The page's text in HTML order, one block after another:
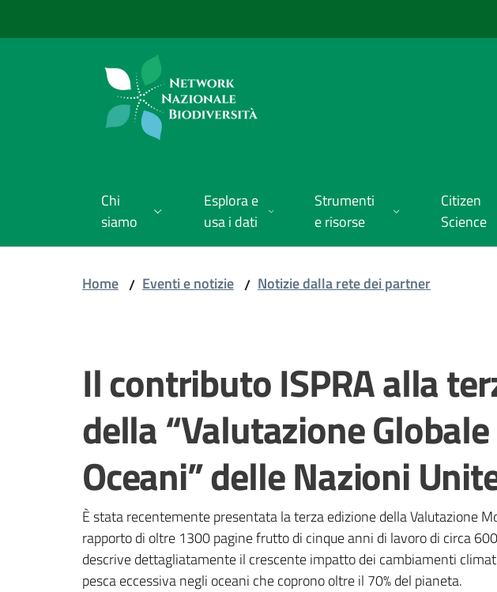
Chi
siamo
Esplora e
usa i dati
Strumenti
e risorse
Citizen
Science
Home / Eventi e notizie / Notizie dalla rete dei partner
Il contributo ISPRA alla
della “Valutazione
Oceani” delle Nazioni
È stata recentemente presentata la terza edizione della Valutazione
rapporto di oltre 1300 pagine frutto di cinque anni di lavoro di circa
descrive dettagliatamente il crescente impatto dei cambiamenti
pesca eccessiva negli oceani che coprono oltre il 70% del pianeta.